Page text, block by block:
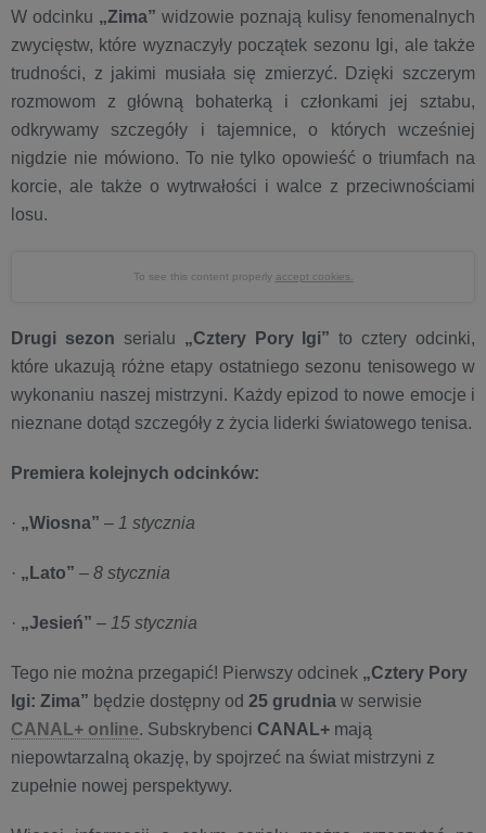
W odcinku „Zima” widzowie poznają kulisy fenomenalnych
zwycięstw, które wyznaczyły początek sezonu Igi, ale także
trudności, z jakimi musiała się zmierzyć. Dzięki szczerym
rozmowom z główną bohaterką i członkami jej sztabu,
odkrywamy szczegóły i tajemnice, o których wcześniej
nigdzie nie mówiono. To nie tylko opowieść o triumfach na
korcie, ale także o wytrwałości i walce z przeciwnościami
losu.
To see this content properly accept cookies.
Drugi sezon serialu „Cztery Pory Igi” to cztery odcinki,
które ukazują różne etapy ostatniego sezonu tenisowego w
wykonaniu naszej mistrzyni. Każdy epizod to nowe emocje i
nieznane dotąd szczegóły z życia liderki światowego tenisa.
Premiera kolejnych odcinków:
· „Wiosna” – 1 stycznia
· „Lato” – 8 stycznia
· „Jesień” – 15 stycznia
Tego nie można przegapić! Pierwszy odcinek „Cztery Pory
Igi: Zima” będzie dostępny od 25 grudnia w serwisie
CANAL+ online. Subskrybenci CANAL+ mają
niepowtarzalną okazję, by spojrzeć na świat mistrzyni z
zupełnie nowej perspektywy.